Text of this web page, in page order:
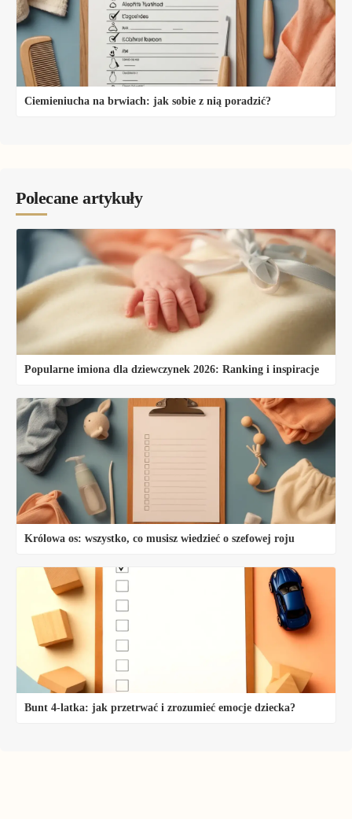
Ciemieniucha na brwiach: jak sobie z nią poradzić?
Polecane artykuły
Popularne imiona dla dziewczynek 2026: Ranking i inspiracje
Królowa os: wszystko, co musisz wiedzieć o szefowej roju
Bunt 4-latka: jak przetrwać i zrozumieć emocje dziecka?